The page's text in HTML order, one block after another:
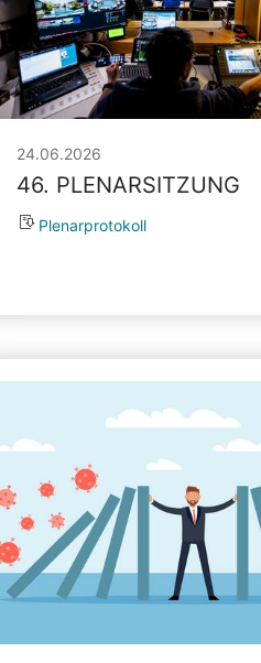
24.06.2026
46. PLENARSITZUNG
Plenarprotokoll